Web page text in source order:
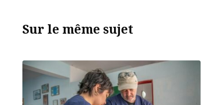
Sur le même sujet